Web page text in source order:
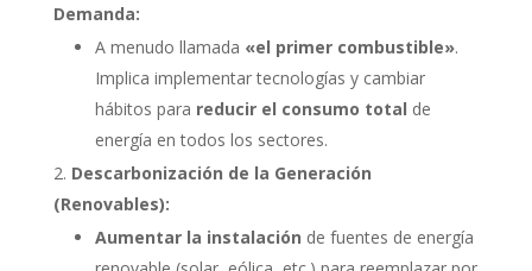
Demanda:
A menudo llamada «el primer combustible».
Implica implementar tecnologías y cambiar
hábitos para reducir el consumo total de
energía en todos los sectores.
Descarbonización de la Generación
(Renovables):
Aumentar la instalación de fuentes de energía